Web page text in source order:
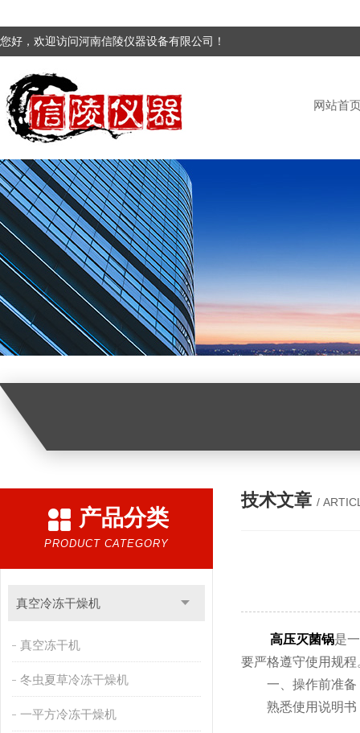
您好，欢迎访问河南信陵仪器设备有限公司！
网站首
产品分类
PRODUCT CATEGORY
真空冷冻干燥机
真空冻干机
冬虫夏草冷冻干燥机
一平方冷冻干燥机
技术文章 /
高压灭菌锅是
要严格遵守使用规程
一、操作前准备
熟悉使用说明书